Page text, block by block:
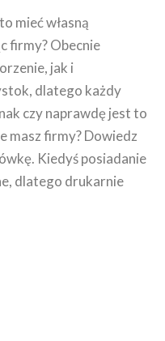
mieć własną
firmy? Obecnie
jak i
dlatego każdy
czy naprawdę jest to
masz firmy? Dowiedz
Kiedyś posiadanie
dlatego drukarnie